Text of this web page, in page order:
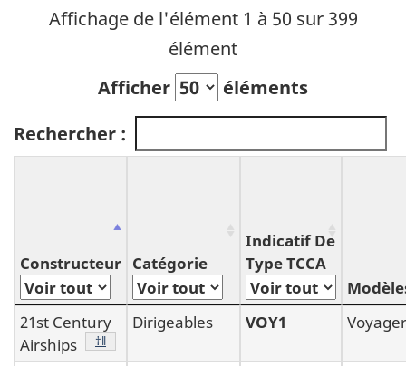
Affichage de l'élément 1 à 50 sur 399
élément
Afficher
éléments
Rechercher :
Constructeur Catégorie
Indicatif De
Type TCCA
21st Century
Airships
Note de bas de page
†‖
Dirigeables VOY1